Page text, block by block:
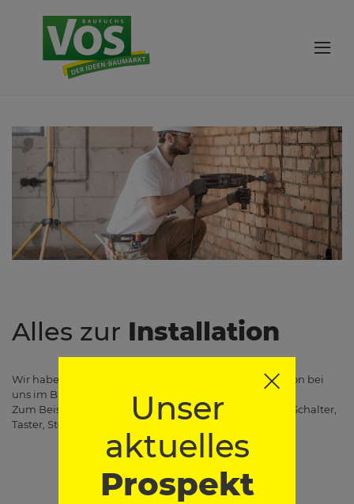
Unser
aktuelles
Prospekt
Alles zur Installation
Wir haben viele Komponenten für die Elektroinstallation bei
uns im Baumarkt.
Zum Beispiel: Verteiler, Sensoren, Bewegungsmelder, Schalter,
Taster, Steckdosen, Schutzschalter, Sicherungen, etc.